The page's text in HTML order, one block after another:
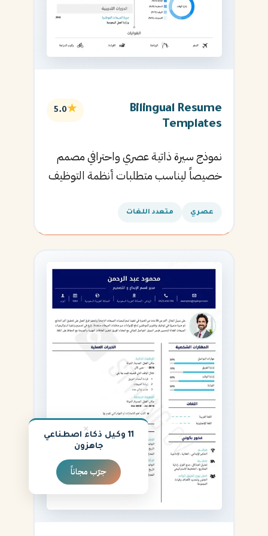
Bilingual Resume
Templates
★
5.0
نموذج سيرة ذاتية عصري واحترافي مصمم
خصيصاً ليناسب متطلبات أنظمة التوظيف
القادمة.
عصري متعدد اللغات
×
11 وكيل ذكاء اصطناعي
جاهزون
جرّب مجاناً